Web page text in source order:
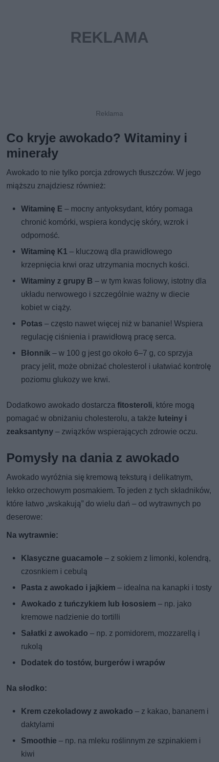
Co kryje awokado? Witaminy i
minerały
Awokado to nie tylko porcja zdrowych tłuszczów. W jego
miąższu znajdziesz również:
Witaminę E – mocny antyoksydant, który pomaga
chronić komórki, wspiera kondycję skóry, wzrok i
odporność.
Witaminę K1 – kluczową dla prawidłowego
krzepnięcia krwi oraz utrzymania mocnych kości.
Witaminy z grupy B – w tym kwas foliowy, istotny dla
układu nerwowego i szczególnie ważny w diecie
kobiet w ciąży.
Potas – często nawet więcej niż w bananie! Wspiera
regulację ciśnienia i prawidłową pracę serca.
Błonnik – w 100 g jest go około 6–7 g, co sprzyja
pracy jelit, może obniżać cholesterol i ułatwiać kontrolę
poziomu glukozy we krwi.
Dodatkowo awokado dostarczafitosteroli, które mogą
pomagać w obniżaniu cholesterolu, a także luteiny i
zeaksantyny – związków wspierających zdrowie oczu.
Pomysły na dania z awokado
Awokado wyróżnia się kremową teksturą i delikatnym,
lekko orzechowym posmakiem. To jeden z tych składników,
które łatwo „wskakują” do wielu dań – od wytrawnych po
deserowe:
Na wytrawnie:
Klasyczne guacamole – z sokiem z limonki, kolendrą,
czosnkiem i cebulą
Pasta z awokado i jajkiem – idealna na kanapki i tosty
Awokado z tuńczykiem lub łososiem – np. jako
kremowe nadzienie do tortilli
Sałatki z awokado – np. z pomidorem, mozzarellą i
rukolą
Dodatek do tostów, burgerów i wrapów
Na słodko:
Krem czekoladowy z awokado – z kakao, bananem i
daktylami
Smoothie – np. na mleku roślinnym ze szpinakiem i
kiwi